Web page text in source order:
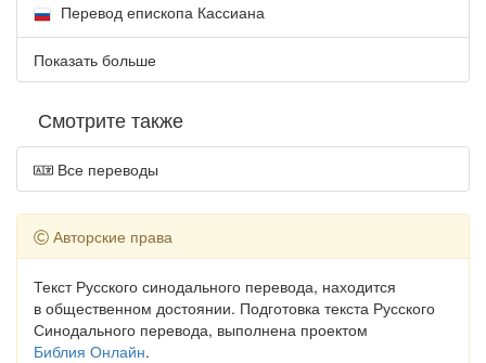
Перевод епископа Кассиана
Показать больше
Смотрите также
Все переводы
Авторские права
Текст Русского синодального перевода, находится
в общественном достоянии. Подготовка текста Русского
Синодального перевода, выполнена проектом
Библия Онлайн.